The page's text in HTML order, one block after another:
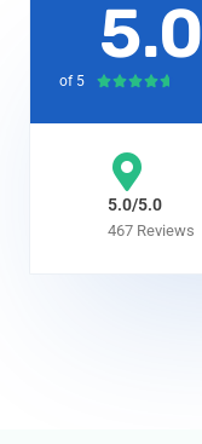
5.0
of 5 
5.0/5.0
467 Reviews